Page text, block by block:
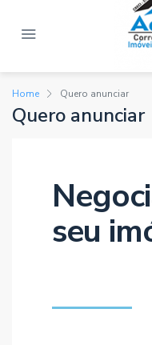
Home Quero anunciar
Quero anunciar
seu